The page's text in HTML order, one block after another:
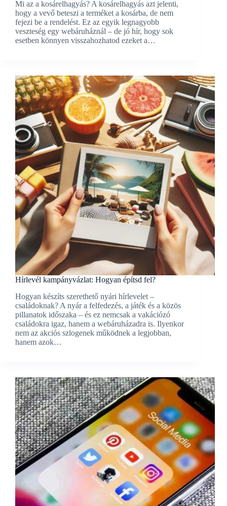
Mi az a kosárelhagyás? A kosárelhagyás azt jelenti,
hogy a vevő beteszi a terméket a kosárba, de nem
fejezi be a rendelést. Ez az egyik legnagyobb
veszteség egy webáruháznál – de jó hír, hogy sok
esetben könnyen visszahozhatod ezeket a…
Hírlevél kampányvázlat: Hogyan építsd fel?
Hogyan készíts szerethető nyári hírlevelet –
családoknak? A nyár a felfedezés, a játék és a közös
pillanatok időszaka – és ez nemcsak a vakációzó
családokra igaz, hanem a webáruházadra is. Ilyenkor
nem az akciós szlogenek működnek a legjobban,
hanem azok…